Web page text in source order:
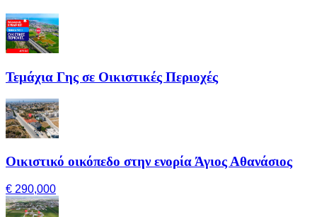
Τεμάχια Γης σε Οικιστικές Περιοχές
Οικιστικό οικόπεδο στην ενορία Άγιος Αθανάσιος
€ 290,000